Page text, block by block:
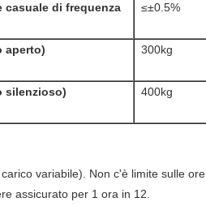
casuale di frequenza ≤±0.5%
aperto) 300kg
silenzioso) 400kg
variabile). Non c'è limite sulle ore
assicurato per 1 ora in 12.